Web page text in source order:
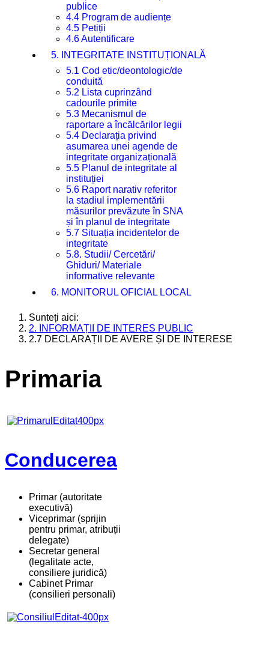
publice
4.4 Program de audiențe
4.5 Petiții
4.6 Autentificare
5. INTEGRITATE INSTITUȚIONALĂ
5.1 Cod etic/deontologic/de
conduită
5.2 Lista cuprinzând
cadourile primite
5.3 Mecanismul de
raportare a încălcărilor legii
5.4 Declarația privind
asumarea unei agende de
integritate organizațională
5.5 Planul de integritate al
instituției
5.6 Raport narativ referitor
la stadiul implementării
măsurilor prevăzute în SNA
și în planul de integritate
5.7 Situația incidentelor de
integritate
5.8. Studii/ Cercetări/
Ghiduri/ Materiale
informative relevante
6. MONITORUL OFICIAL LOCAL
Sunteți aici:
2. INFORMAȚII DE INTERES PUBLIC
2.7 DECLARAȚII DE AVERE ȘI DE INTERESE
Primaria
Conducerea
Primar (autoritate
executivă)
Viceprimar (sprijin
pentru primar, atribuții
delegate)
Secretar general
(legalitate acte,
consiliere juridică)
Cabinet Primar
(consilieri personali)